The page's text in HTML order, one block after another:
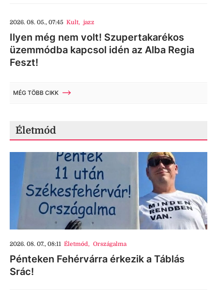
2026. 08. 05., 07:45 Kult, jazz
Ilyen még nem volt! Szupertakarékos
üzemmódba kapcsol idén az Alba Regia
Feszt!
MÉG TÖBB CIKK
Életmód
2026. 08. 07., 08:11 Életmód, Országalma
Pénteken Fehérvárra érkezik a Táblás
Srác!